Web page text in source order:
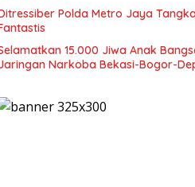
Polda Metro Jaya
15.000 Jiwa Anak
Narkoba Bekasi-Bogor-